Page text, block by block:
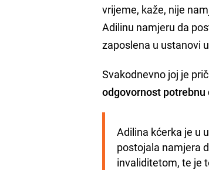
vrijeme, kaže, nije
Adilinu namjeru da
zaposlena u ustanovi
Svakodnevno joj je
odgovornost
Adilina kćerka je u
postojala namjera
invaliditetom, te je